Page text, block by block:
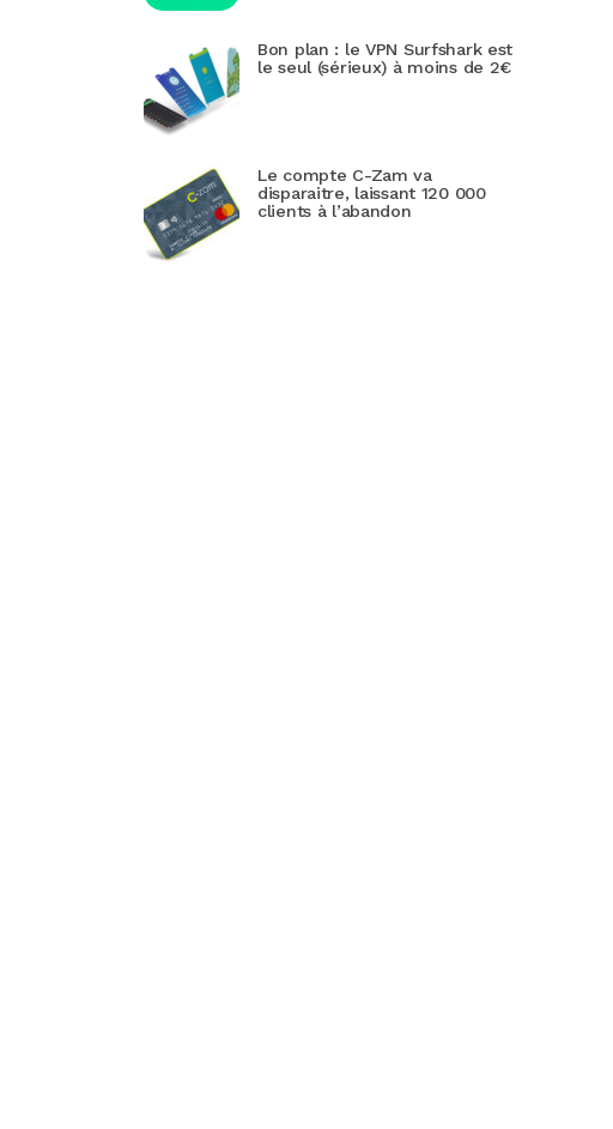
Bon plan : le VPN Surfshark est
le seul (sérieux) à moins de 2€
Le compte C-Zam va
disparaitre, laissant 120 000
clients à l’abandon